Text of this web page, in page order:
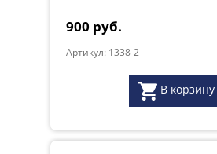
900 руб.
Артикул: 1338-2
В корзину